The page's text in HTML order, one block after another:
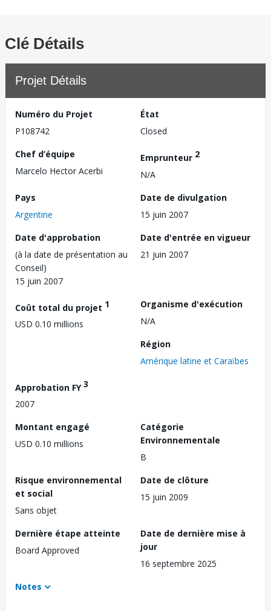
Clé Détails
Projet Détails
Numéro du Projet
P108742
État
Closed
Chef d’équipe
Marcelo Hector Acerbi
Emprunteur 2
N/A
Pays
Argentine
Date de divulgation
15 juin 2007
Date d'approbation
(à la date de présentation au
Conseil)
15 juin 2007
Date d'entrée en vigueur
21 juin 2007
Coût total du projet 1
USD 0.10 millions
Organisme d'exécution
N/A
Région
Amérique latine et Caraïbes
Approbation FY3
2007
Montant engagé
USD 0.10 millions
Catégorie
Environnementale
B
Risque environnemental
et social
Sans objet
Date de clôture
15 juin 2009
Dernière étape atteinte
Board Approved
Date de dernière mise à
jour
16 septembre 2025
Notes